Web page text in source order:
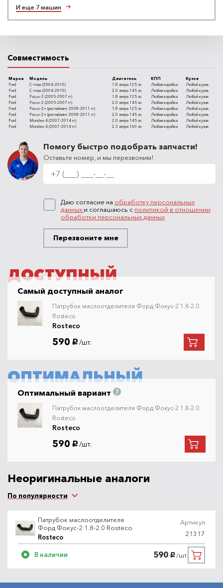
И еще 7 машин
Совместимость
Марка Модель Двигатель КПП
Кузов
Ford
C-max (2004-2010) 1.8 литра 125 лс Любая коробка
Любой кузов
Ford
C-max (2004-2010) 2.0 литра 145 лс Любая коробка
Любой кузов
Ford
Focus-2 (2005-2007 гг) 1.8 литра 125 лс Любая коробка
Любой кузов
Ford
Focus-2 (2005-2007 гг) 2.0 литра 145 лс Любая коробка
Любой кузов
Ford
Focus-2+ (рестайлинг 2008-2011 гг) 1.8 литра 125 лс Любая коробка
Любой кузов
Ford
Focus-2+ (рестайлинг 2008-2011 гг) 2.0 литра 145 лс Любая коробка
Любой кузов
Ford
Mondeo-4 (2007-2014 гг) 2.0 литра 145 лс Любая коробка
Любой кузов
Ford
Mondeo-4 (2007-2014 гг) 2.3 литра 160 лс Любая коробка Любой кузов
Помогу быстро подобрать запчасти!
Оставьте номер, и мы перезвоним!
Даю согласие на обработку персональных
данных и соглашаюсь с политикой в отношении
обработки персональных данных
Перезвоните мне
ДОСТУПНЫЙ
Самый доступный аналог
Патрубок маслоотделителя Форд Фокус-2 1.8-2.0
Rosteco
Rosteco
590 руб. /шт.
ОПТИМАЛЬНЫЙ
Оптимальный вариант
Патрубок маслоотделителя Форд Фокус-2 1.8-2.0
Rosteco
Rosteco
590 руб. /шт.
Неоригинальные аналоги
По популярности
Патрубок маслоотделителя
Форд Фокус-2 1.8-2.0 Rosteco
Rosteco
Артикул
21317
В наличии 590 руб./шт.